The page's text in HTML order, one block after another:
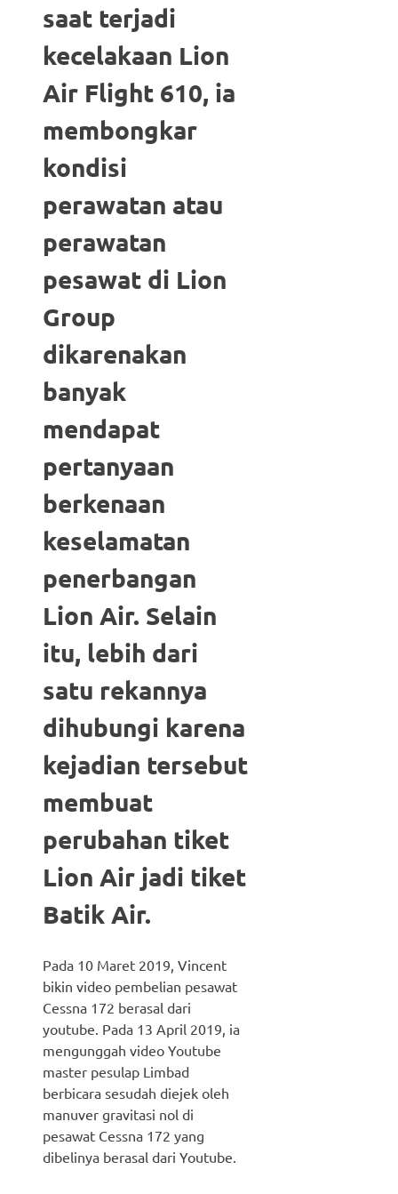
saat terjadi
kecelakaan Lion
Air Flight 610, ia
membongkar
kondisi
perawatan atau
perawatan
pesawat di Lion
Group
dikarenakan
banyak
mendapat
pertanyaan
berkenaan
keselamatan
penerbangan
Lion Air. Selain
itu, lebih dari
satu rekannya
dihubungi karena
kejadian tersebut
membuat
perubahan tiket
Lion Air jadi tiket
Batik Air.
Pada 10 Maret 2019, Vincent
bikin video pembelian pesawat
Cessna 172 berasal dari
youtube. Pada 13 April 2019, ia
mengunggah video Youtube
master pesulap Limbad
berbicara sesudah diejek oleh
manuver gravitasi nol di
pesawat Cessna 172 yang
dibelinya berasal dari Youtube.